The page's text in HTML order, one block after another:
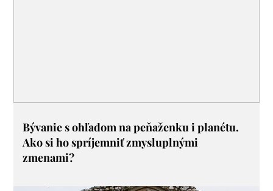
Bývanie s ohľadom na peňaženku i planétu.
Ako si ho spríjemniť zmysluplnými
zmenami?